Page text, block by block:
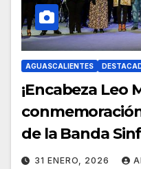
AGUASCALIENTES
¡Encabeza Leo
de la Banda
31 ENERO, 2026